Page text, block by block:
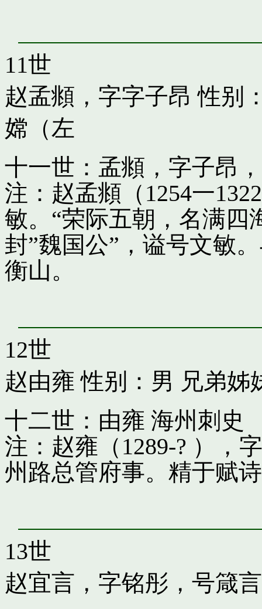
11世
赵孟頫，字字子昂 性别
嫦（左
十一世：孟頫，字子昂
注：赵孟頫（1254一
敏。“荣际五朝，名满四
封”魏国公”，谥号文敏
衡山。
12世
赵由雍 性别：男 兄弟姊
十二世：由雍 海州刺史
注：赵雍（1289-? ），
州路总管府事。精于赋
13世
赵宜言，字铭彤，号箴言